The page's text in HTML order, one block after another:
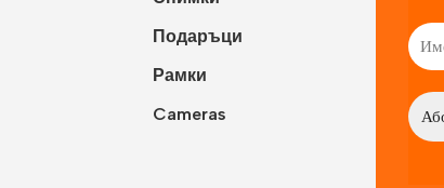
Подаръци
Рамки
Cameras